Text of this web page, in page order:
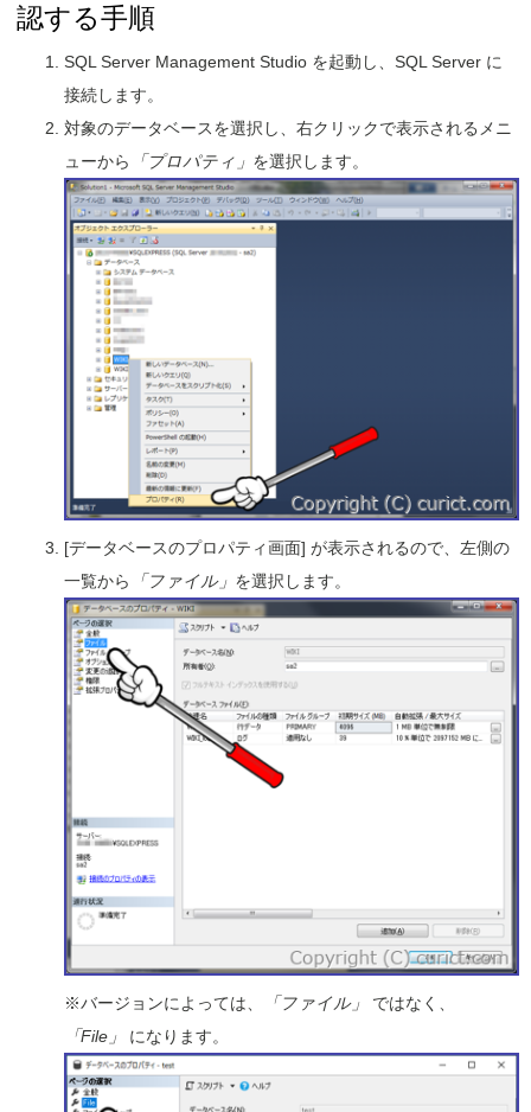
認する手順
SQL Server Management Studio を起動し、SQL Server に
接続します。
対象のデータベースを選択し、右クリックで表示されるメニ
ューから
「プロパティ」 を選択します。
[データベースのプロパティ画面] が表示されるので、左側の
一覧から
「ファイル」 を選択します。
※バージョンによっては、 「ファイル」
ではなく、
「File」
になります。